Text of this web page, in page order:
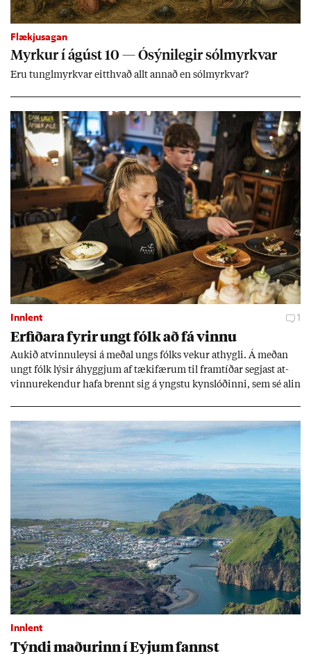
Flækjusagan
Myrk­ur í ág­úst 10 — Ósýni­leg­ir sól­myrkv­ar
Eru tungl­myrkv­ar eitt­hvað allt ann­að en sól­myrkv­ar?
Innlent 1
Erf­ið­ara fyr­ir ungt fólk að fá vinnu
Auk­ið at­vinnu­leysi á með­al ungs fólks vek­ur at­hygli. Á með­an
ungt fólk lýs­ir áhyggj­um af tæki­fær­um til fram­tíð­ar segj­ast at­
vinnu­rek­end­ur hafa brennt sig á yngstu kyn­slóð­inni, sem sé al­in
Innlent
Týndi mað­ur­inn í Eyj­um fannst